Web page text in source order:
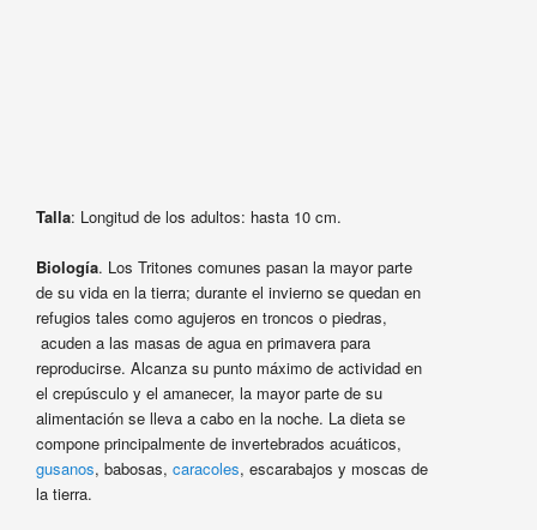
Talla: Longitud de los adultos: hasta 10 cm.
Biología. Los Tritones comunes pasan la mayor parte
de su vida en la tierra; durante el invierno se quedan en
refugios tales como agujeros en troncos o piedras,
acuden a las masas de agua en primavera para
reproducirse. Alcanza su punto máximo de actividad en
el crepúsculo y el amanecer, la mayor parte de su
alimentación se lleva a cabo en la noche. La dieta se
compone principalmente de invertebrados acuáticos,
gusanos, babosas, caracoles, escarabajos y moscas de
la tierra.